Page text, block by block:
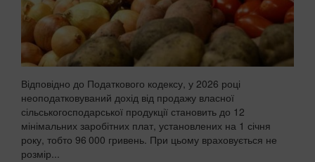
Відповідно до Податкового кодексу, у 2026 році
неоподатковуваний дохід від продажу власної
сільськогосподарської продукції становить до 12
мінімальних заробітних плат, установлених на 1 січня
року, тобто 96 000 гривень. При цьому враховується не
розмір...